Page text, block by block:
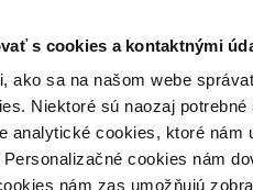
s cookies a kontaktnými
ako sa na našom webe
Niektoré sú naozaj
analytické cookies, ktoré
cookies nám
nám zas umožňujú
Kontakt